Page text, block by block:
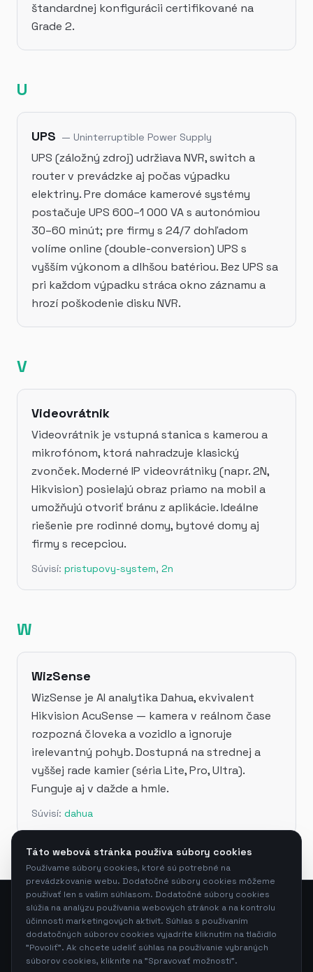
štandardnej konfigurácii certifikované na
Grade 2.
U
UPS — Uninterruptible Power Supply
UPS (záložný zdroj) udržiava NVR, switch a
router v prevádzke aj počas výpadku
elektriny. Pre domáce kamerové systémy
postačuje UPS 600–1 000 VA s autonómiou
30–60 minút; pre firmy s 24/7 dohľadom
volíme online (double-conversion) UPS s
vyšším výkonom a dlhšou batériou. Bez UPS sa
pri každom výpadku stráca okno záznamu a
hrozí poškodenie disku NVR.
V
Videovrátnik
Videovrátnik je vstupná stanica s kamerou a
mikrofónom, ktorá nahradzuje klasický
zvonček. Moderné IP videovrátniky (napr. 2N,
Hikvision) posielajú obraz priamo na mobil a
umožňujú otvoriť bránu z aplikácie. Ideálne
riešenie pre rodinné domy, bytové domy aj
firmy s recepciou.
Súvisí: pristupovy-system, 2n
W
WizSense
WizSense je AI analytika Dahua, ekvivalent
Hikvision AcuSense — kamera v reálnom čase
rozpozná človeka a vozidlo a ignoruje
irelevantný pohyb. Dostupná na strednej a
vyššej rade kamier (séria Lite, Pro, Ultra).
Funguje aj v dažde a hmle.
Súvisí: dahua
Neura s.r.o.—Bajkalská 14083/2C, 831 04 Bratislava,
Slovensko
+421 914 274 547·info@neura.sk· IČO: 57556016
Táto webová stránka používa súbory cookies
Používame súbory cookies, ktoré sú potrebné na
prevádzkovanie webu. Dodatočné súbory cookies môžeme
používať len s vašim súhlasom. Dodatočné súbory cookies
slúžia na analýzu používania webových stránok a na kontrolu
účinnosti marketingových aktivít. Súhlas s používaním
dodatočných súborov cookies vyjadríte kliknutím na tlačidlo
"Povoliť". Ak chcete udeliť súhlas na používanie vybraných
súborov cookies, kliknite na "Spravovať možnosti".